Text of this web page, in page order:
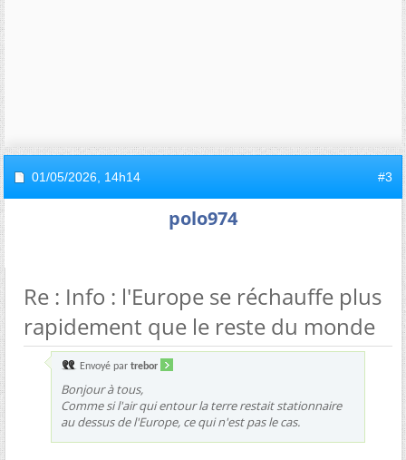
01/05/2026, 14h14 #3
polo974
Re : Info : l'Europe se réchauffe plus
rapidement que le reste du monde
Envoyé par trebor
Bonjour à tous,
Comme si l'air qui entour la terre restait stationnaire
au dessus de l'Europe, ce qui n'est pas le cas.